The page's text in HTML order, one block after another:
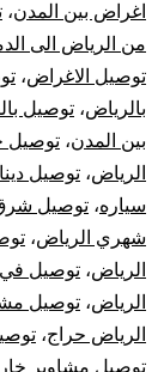
اغراض بين المدن،
من الرياض الى
توصيل الاغراض،
بالرياض، توصيل
بين المدن، توصيل
الرياض، توصيل دينا
سياره، توصيل
شهري الرياض،
الرياض، توصيل في
الرياض، توصيل
الرياض حراج،
توصيل مشاوير